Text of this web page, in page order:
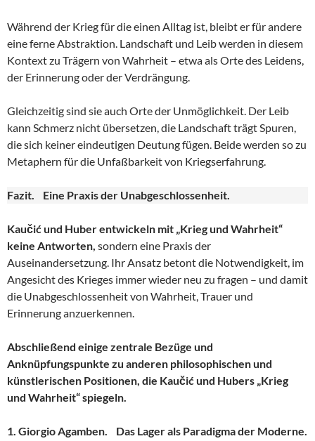
Während der Krieg für die einen Alltag ist, bleibt er für andere
eine ferne Abstraktion. Landschaft und Leib werden in diesem
Kontext zu Trägern von Wahrheit – etwa als Orte des Leidens,
der Erinnerung oder der Verdrängung.
Gleichzeitig sind sie auch Orte der Unmöglichkeit. Der Leib
kann Schmerz nicht übersetzen, die Landschaft trägt Spuren,
die sich keiner eindeutigen Deutung fügen. Beide werden so zu
Metaphern für die Unfaßbarkeit von Kriegserfahrung.
Fazit. Eine Praxis der Unabgeschlossenheit.
Kaučić und Huber entwickeln mit „Krieg und Wahrheit“
keine Antworten, sondern eine Praxis der
Auseinandersetzung. Ihr Ansatz betont die Notwendigkeit, im
Angesicht des Krieges immer wieder neu zu fragen – und damit
die Unabgeschlossenheit von Wahrheit, Trauer und
Erinnerung anzuerkennen.
Abschließend einige zentrale Bezüge und
Anknüpfungspunkte zu anderen philosophischen und
künstlerischen Positionen, die Kaučić und Hubers „Krieg
und Wahrheit“ spiegeln.
1. Giorgio Agamben. Das Lager als Paradigma der Moderne.